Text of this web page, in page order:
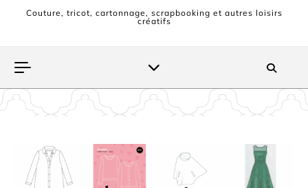
Couture, tricot, cartonnage, scrapbooking et autres loisirs
créatifs